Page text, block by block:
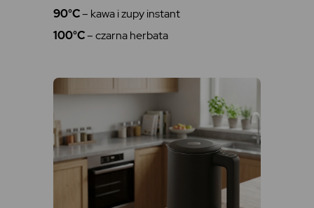
90°C– kawa i zupy instant
100°C– czarna herbata